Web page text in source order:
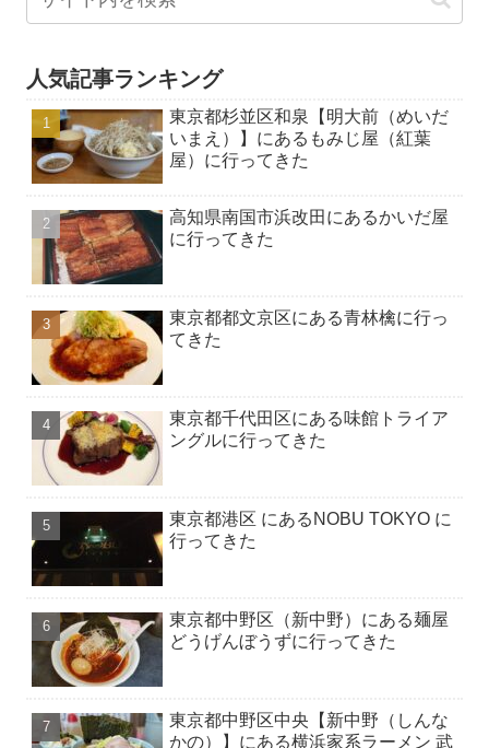
人気記事ランキング
東京都杉並区和泉【明大前（めいだ
いまえ）】にあるもみじ屋（紅葉
屋）に行ってきた
高知県南国市浜改田にあるかいだ屋
に行ってきた
東京都都文京区にある青林檎に行っ
てきた
東京都千代田区にある味館トライア
ングルに行ってきた
東京都港区 にあるNOBU TOKYO に
行ってきた
東京都中野区（新中野）にある麺屋
どうげんぼうずに行ってきた
東京都中野区中央【新中野（しんな
かの）】にある横浜家系ラーメン 武